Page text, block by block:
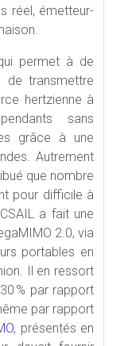
réel, émetteur-
permet à de
de transmettre
hertzienne à
sans
grâce à une
Autrement
que nombre
pour difficile à
a fait une
2.0, via
portables en
Il en ressort
% par rapport
par rapport
, présentés en